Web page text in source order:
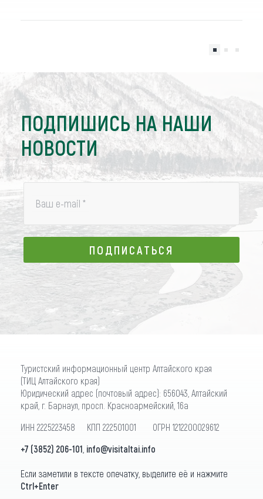
ПОДПИШИСЬ НА НАШИ
НОВОСТИ
Ваш e-mail *
ПОДПИСАТЬСЯ
ПОДПИСАТЬСЯ
Туристский информационный центр Алтайского края
(ТИЦ Алтайского края)
Юридический адрес (почтовый адрес): 656043, Алтайский
край, г. Барнаул, просп. Красноармейский, 16а
ИНН 2225223458 КПП 222501001 ОГРН 1212200029612
+7 (3852) 206-101 info@visitaltai.info
Если заметили в тексте опечатку, выделите её и нажмите
Ctrl+Enter